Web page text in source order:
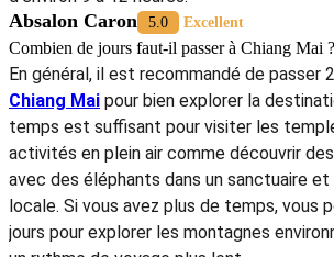
Absalon Caron 5.0 Excellent
Combien de jours faut-il passer à Chiang Mai ?
En général, il est recommandé de passer
Chiang Mai pour bien explorer la
temps est suffisant pour visiter les
activités en plein air comme découvrir
avec des éléphants dans un sanctuaire
locale. Si vous avez plus de temps, vous
jours pour explorer les montagnes